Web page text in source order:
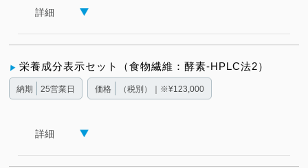
詳細
栄養成分表示セット（食物繊維：酵素-HPLC法2）
納期 25営業日 価格 （税別）｜※¥123,000
詳細